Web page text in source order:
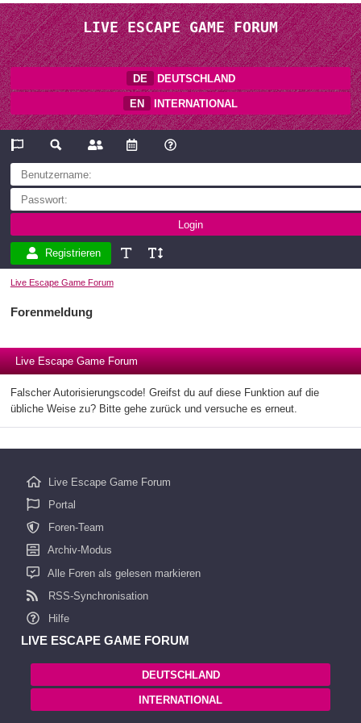
LIVE ESCAPE GAME FORUM
DE DEUTSCHLAND
EN INTERNATIONAL
Registrieren
Live Escape Game Forum
Forenmeldung
Live Escape Game Forum
Falscher Autorisierungscode! Greifst du auf diese Funktion auf die
übliche Weise zu? Bitte gehe zurück und versuche es erneut.
Live Escape Game Forum
Portal
Foren-Team
Archiv-Modus
Alle Foren als gelesen markieren
RSS-Synchronisation
Hilfe
LIVE ESCAPE GAME FORUM
DEUTSCHLAND
INTERNATIONAL